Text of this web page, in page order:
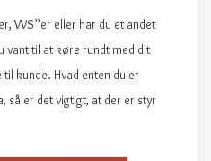
VVS”er eller har du et andet
vant til at køre rundt med dit
kunde. Hvad enten du er
så er det vigtigt, at der er styr